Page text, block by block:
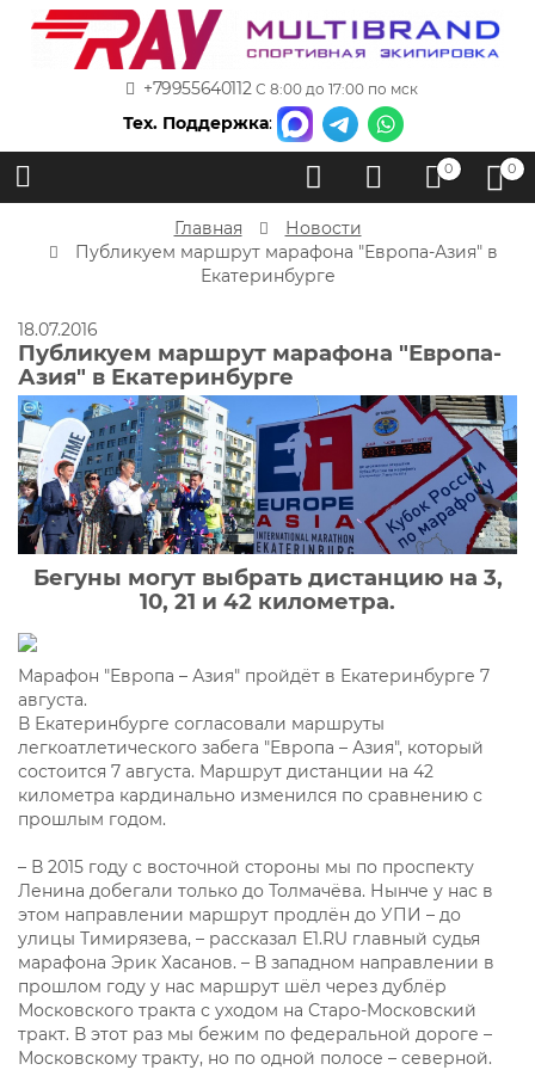
+79955640112 С 8:00 до 17:00 по мск
Тех. Поддержка:
0 0
Главная
Новости
Публикуем маршрут марафона "Европа-Азия" в
Екатеринбурге
18.07.2016
Публикуем маршрут марафона "Европа-
Азия" в Екатеринбурге
Бегуны могут выбрать дистанцию на 3,
10, 21 и 42 километра.
Марафон "Европа – Азия" пройдёт в Екатеринбурге 7
августа.
В Екатеринбурге согласовали маршруты
легкоатлетического забега "Европа – Азия", который
состоится 7 августа. Маршрут дистанции на 42
километра кардинально изменился по сравнению с
прошлым годом.
– В 2015 году с восточной стороны мы по проспекту
Ленина добегали только до Толмачёва. Нынче у нас в
этом направлении маршрут продлён до УПИ – до
улицы Тимирязева, – рассказал Е1.RU главный судья
марафона Эрик Хасанов. – В западном направлении в
прошлом году у нас маршрут шёл через дублёр
Московского тракта с уходом на Старо-Московский
тракт. В этот раз мы бежим по федеральной дороге –
Московскому тракту, но по одной полосе – северной.